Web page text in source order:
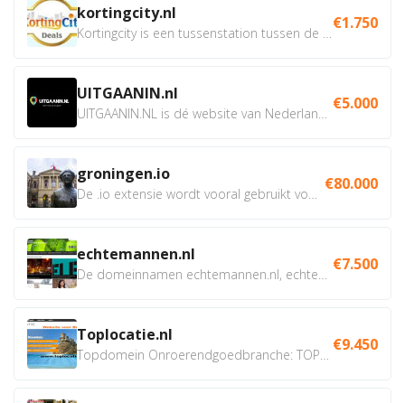
kortingcity.nl €1.750
UITGAANIN.nl €5.000
groningen.io €80.000
echtemannen.nl €7.500
Toplocatie.nl €9.450